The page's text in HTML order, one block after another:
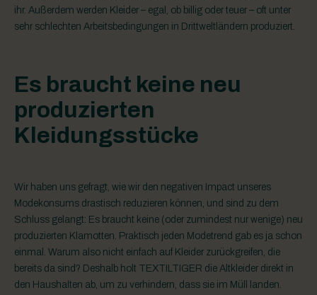
ihr. Außerdem werden Kleider – egal, ob billig oder teuer – oft unter
sehr schlechten Arbeitsbedingungen in Drittweltländern produziert.
Es braucht keine neu
produzierten
Kleidungsstücke
Wir haben uns gefragt, wie wir den negativen Impact unseres
Modekonsums drastisch reduzieren können, und sind zu dem
Schluss gelangt: Es braucht keine (oder zumindest nur wenige) neu
produzierten Klamotten. Praktisch jeden Modetrend gab es ja schon
einmal. Warum also nicht einfach auf Kleider zurückgreifen, die
bereits da sind? Deshalb holt TEXTILTIGER die Altkleider direkt in
den Haushalten ab, um zu verhindern, dass sie im Müll landen.